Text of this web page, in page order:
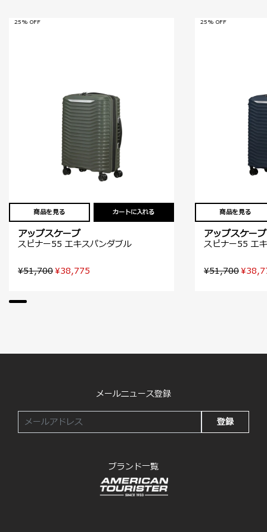
商品を見る カートに入れる
25% OFF
アップスケープ
スピナー55 エキスパンダブル
¥51,700¥38,775
商品を見る
25% OFF
アップスケープ
スピナー55 エ
¥51,700
メールニュース登録
登録
ブランド一覧